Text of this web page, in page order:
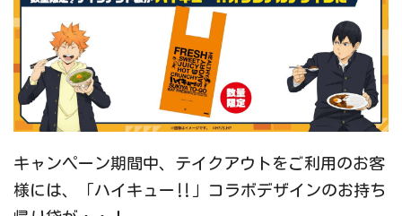
キャンペーン期間中、テイクアウトをご利用のお客
様には、「ハイキュー‼」コラボデザインのお持ち